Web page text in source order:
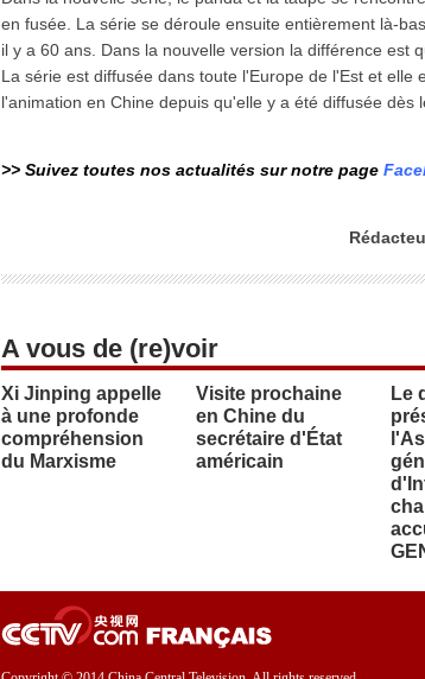
en fusée. La série se déroule ensuite entièrement là-
il y a 60 ans. Dans la nouvelle version la différence est
La série est diffusée dans toute l'Europe de l'Est et elle
l'animation en Chine depuis qu'elle y a été diffusée dès
>> Suivez toutes nos actualités sur notre page
A vous de (re)voir
Xi Jinping appelle
à une profonde
compréhension
du Marxisme
Visite prochaine
en Chine du
secrétaire d'État
américain
Le